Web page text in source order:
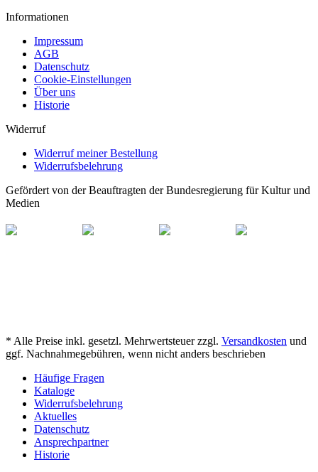
Informationen
Impressum
AGB
Datenschutz
Cookie-Einstellungen
Über uns
Historie
Widerruf
Widerruf meiner Bestellung
Widerrufsbelehrung
Gefördert von der Beauftragten der Bundesregierung für Kultur und
Medien
* Alle Preise inkl. gesetzl. Mehrwertsteuer zzgl. Versandkosten und
ggf. Nachnahmegebühren, wenn nicht anders beschrieben
Häufige Fragen
Kataloge
Widerrufsbelehrung
Aktuelles
Datenschutz
Ansprechpartner
Historie